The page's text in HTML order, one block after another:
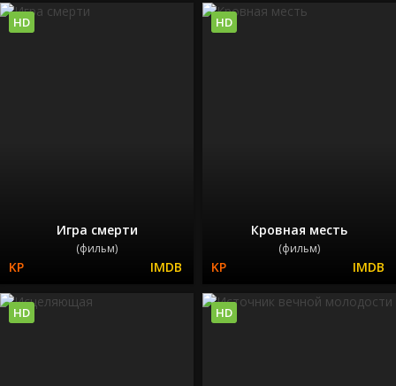
Игра смерти
(фильм)
HD
Кровная месть
(фильм)
HD
HD HD